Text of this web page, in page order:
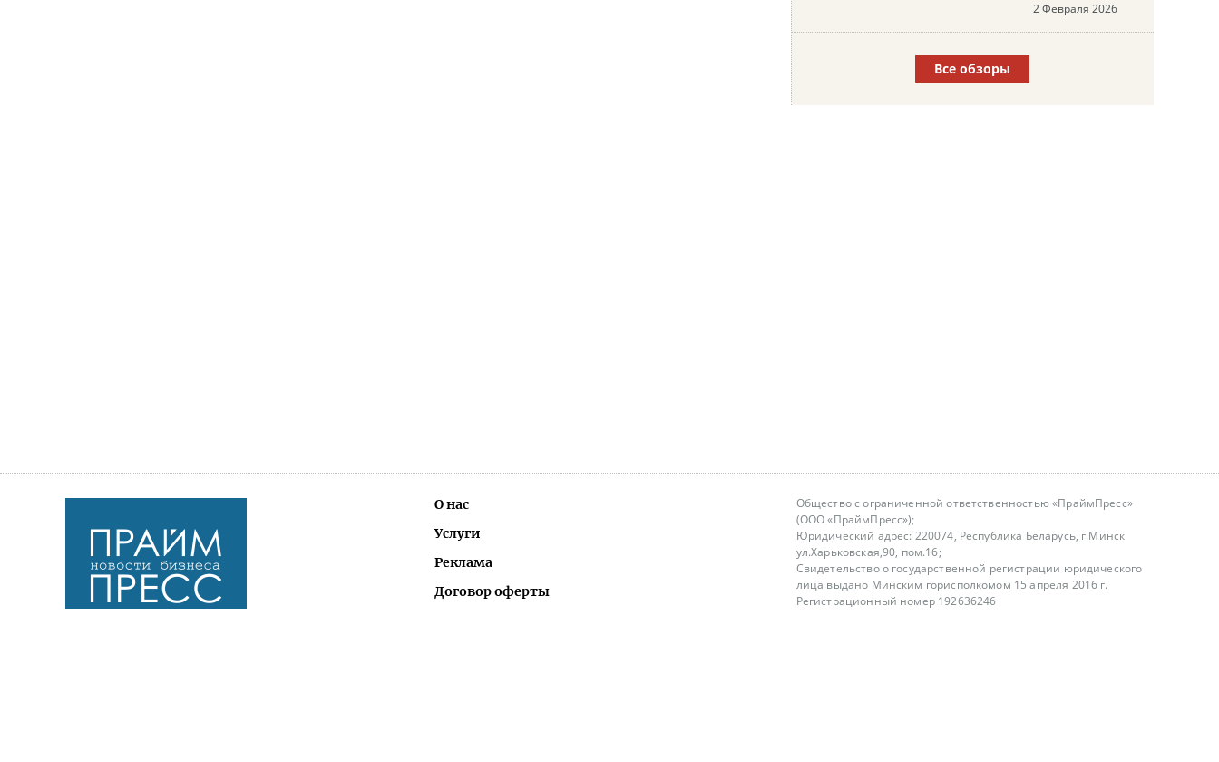
2 Февраля 2026
Все обзоры
О нас
Услуги
Реклама
Договор оферты
Общество с ограниченной ответственностью «ПраймПресс»
(ООО «ПраймПресс»);
Юридический адрес: 220074, Республика Беларусь, г.Минск
ул.Харьковская,90, пом.16;
Свидетельство о государственной регистрации юридического
лица выдано Минским горисполкомом 15 апреля 2016 г.
Регистрационный номер 192636246